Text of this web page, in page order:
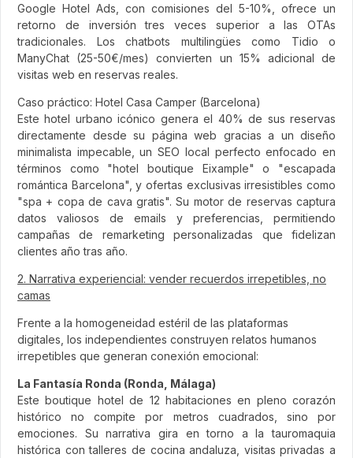
Google Hotel Ads, con comisiones del 5-10%, ofrece un
retorno de inversión tres veces superior a las OTAs
tradicionales. Los chatbots multilingües como Tidio o
ManyChat (25-50€/mes) convierten un 15% adicional de
visitas web en reservas reales.
Caso práctico: Hotel Casa Camper (Barcelona)
Este hotel urbano icónico genera el 40% de sus reservas
directamente desde su página web gracias a un diseño
minimalista impecable, un SEO local perfecto enfocado en
términos como "hotel boutique Eixample" o "escapada
romántica Barcelona", y ofertas exclusivas irresistibles como
"spa + copa de cava gratis". Su motor de reservas captura
datos valiosos de emails y preferencias, permitiendo
campañas de remarketing personalizadas que fidelizan
clientes año tras año.
2. Narrativa experiencial: vender recuerdos irrepetibles, no
camas
Frente a la homogeneidad estéril de las plataformas
digitales, los independientes construyen relatos humanos
irrepetibles que generan conexión emocional:
La Fantasía Ronda (Ronda, Málaga)
Este boutique hotel de 12 habitaciones en pleno corazón
histórico no compite por metros cuadrados, sino por
emociones. Su narrativa gira en torno a la tauromaquia
histórica con talleres de cocina andaluza, visitas privadas a